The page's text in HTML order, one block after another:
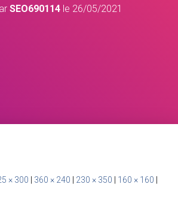
SEO690114 le 26/05/2021
× 300 360 × 240 230 × 350 160 × 160